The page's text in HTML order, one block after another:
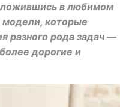
в любимом
которые
разного рода задач —
дорогие и